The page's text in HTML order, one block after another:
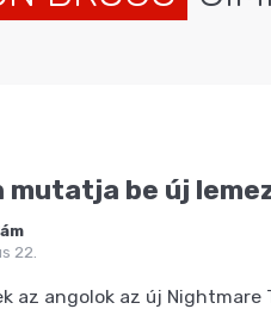
mutatja be új
22.
az angolok az új Nightmare